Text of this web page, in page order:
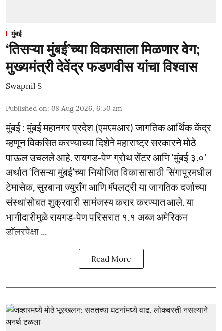
मुंबई
‘तिसऱ्या मुंबई’च्या विकासाला मिळणार वेग;
मुख्यमंत्री देवेंद्र फडणवीस यांचा विश्वास
Swapnil S
Published on: 08 Aug 2026, 6:50 am
मुंबई : मुंबई महानगर प्रदेश (एमएमआर) जागतिक आर्थिक केंद्र
म्हणून विकसित करण्याच्या दिशेने महाराष्ट्र सरकारने मोठे
पाऊल उचलले आहे. रायगड-पेण ग्रोथ सेंटर आणि ‘मुंबई ३.०’
अर्थात ‘तिसऱ्या मुंबई’च्या नियोजित विकासासाठी सिंगापूरमधील
टेमासेक, सुरबाना ज्युराँग आणि मॅपलट्री या जागतिक दर्जाच्या
संस्थांसोबत शुक्रवारी सामंजस्य करार करण्यात आले. या
भागीदारीमुळे रायगड-पेण परिसरात १.१ अब्ज अमेरिकन
डॉलरपेक्षा ...
Read More